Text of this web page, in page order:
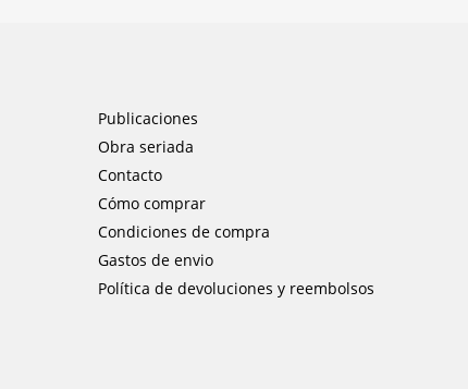
Publicaciones
Obra seriada
Contacto
Cómo comprar
Condiciones de compra
Gastos de envio
Política de devoluciones y reembolsos